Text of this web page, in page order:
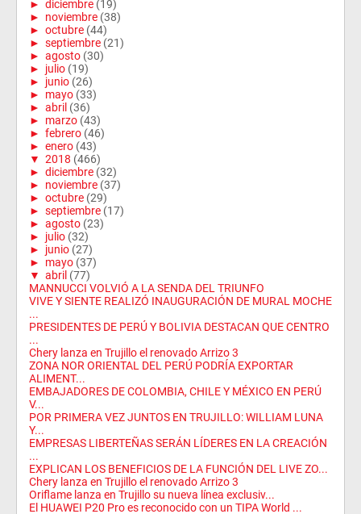
► diciembre (19)
► noviembre (38)
► octubre (44)
► septiembre (21)
► agosto (30)
► julio (19)
► junio (26)
► mayo (33)
► abril (36)
► marzo (43)
► febrero (46)
► enero (43)
▼ 2018 (466)
► diciembre (32)
► noviembre (37)
► octubre (29)
► septiembre (17)
► agosto (23)
► julio (32)
► junio (27)
► mayo (37)
▼ abril (77)
MANNUCCI VOLVIÓ A LA SENDA DEL TRIUNFO
VIVE Y SIENTE REALIZÓ INAUGURACIÓN DE MURAL MOCHE
...
PRESIDENTES DE PERÚ Y BOLIVIA DESTACAN QUE CENTRO
...
Chery lanza en Trujillo el renovado Arrizo 3
ZONA NOR ORIENTAL DEL PERÚ PODRÍA EXPORTAR
ALIMENT...
EMBAJADORES DE COLOMBIA, CHILE Y MÉXICO EN PERÚ
V...
POR PRIMERA VEZ JUNTOS EN TRUJILLO: WILLIAM LUNA
Y...
EMPRESAS LIBERTEÑAS SERÁN LÍDERES EN LA CREACIÓN
...
EXPLICAN LOS BENEFICIOS DE LA FUNCIÓN DEL LIVE ZO...
Chery lanza en Trujillo el renovado Arrizo 3
Oriflame lanza en Trujillo su nueva línea exclusiv...
El HUAWEI P20 Pro es reconocido con un TIPA World ...